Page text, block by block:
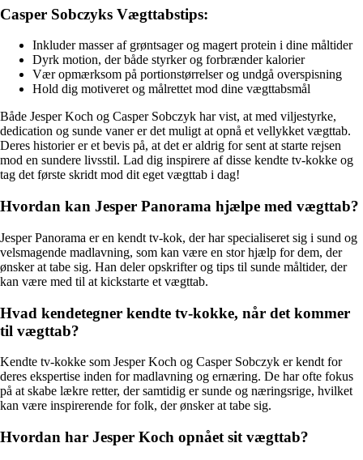
Casper Sobczyks Vægttabstips:
Inkluder masser af grøntsager og magert protein i dine måltider
Dyrk motion, der både styrker og forbrænder kalorier
Vær opmærksom på portionstørrelser og undgå overspisning
Hold dig motiveret og målrettet mod dine vægttabsmål
Både Jesper Koch og Casper Sobczyk har vist, at med viljestyrke,
dedication og sunde vaner er det muligt at opnå et vellykket vægttab.
Deres historier er et bevis på, at det er aldrig for sent at starte rejsen
mod en sundere livsstil. Lad dig inspirere af disse kendte tv-kokke og
tag det første skridt mod dit eget vægttab i dag!
Hvordan kan Jesper Panorama hjælpe med vægttab?
Jesper Panorama er en kendt tv-kok, der har specialiseret sig i sund og
velsmagende madlavning, som kan være en stor hjælp for dem, der
ønsker at tabe sig. Han deler opskrifter og tips til sunde måltider, der
kan være med til at kickstarte et vægttab.
Hvad kendetegner kendte tv-kokke, når det kommer
til vægttab?
Kendte tv-kokke som Jesper Koch og Casper Sobczyk er kendt for
deres ekspertise inden for madlavning og ernæring. De har ofte fokus
på at skabe lækre retter, der samtidig er sunde og næringsrige, hvilket
kan være inspirerende for folk, der ønsker at tabe sig.
Hvordan har Jesper Koch opnået sit vægttab?